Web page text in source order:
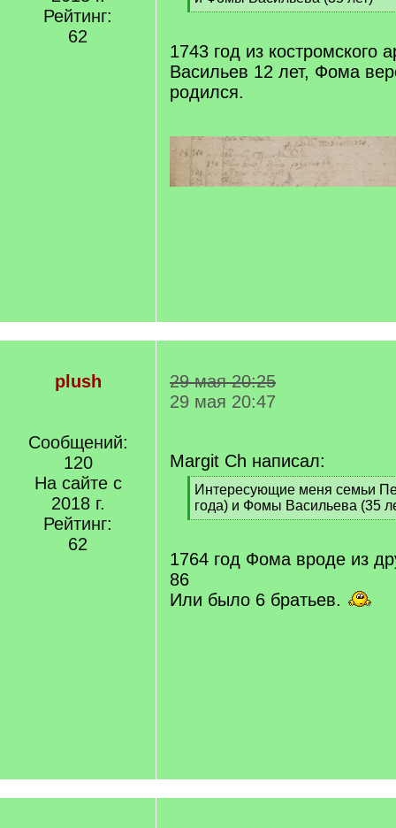
Рейтинг:
62
][
q
]
1743 год из костромского
Васильев 12 лет, Фома
родился.
plush
Сообщений:
120
На сайте с
2018 г.
Рейтинг:
62
29 мая 20:25
29 мая 20:47
Margit Ch написал:
[
q
]
Интересующие меня семьи
года) и Фомы Васильева (35
[
q
]
1764 год Фома вроде из
86
Или было 6 братьев.